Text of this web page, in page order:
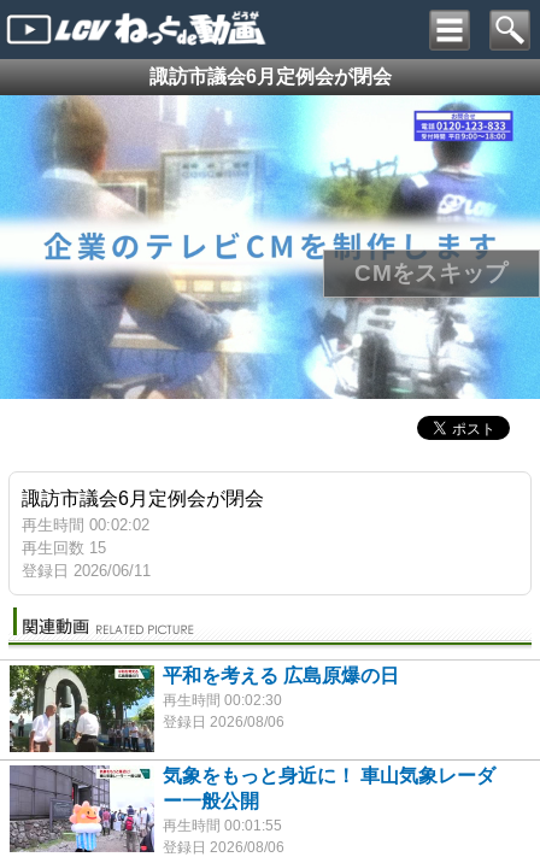
諏訪市議会6月定例会が閉会
諏訪市議会6月定例会が閉会
再生時間 00:02:02
再生回数 15
登録日 2026/06/11
平和を考える 広島原爆の日
再生時間 00:02:30
登録日 2026/08/06
気象をもっと身近に！ 車山気象レーダ
ー一般公開
再生時間 00:01:55
登録日 2026/08/06